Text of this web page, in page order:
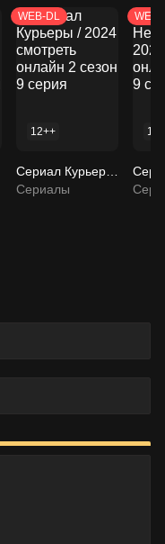
WEB-DL
12++
Сериалы
WEB-